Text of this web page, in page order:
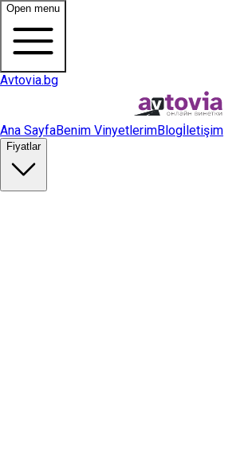
Open menu
Avtovia.bg
Ana SayfaBenim VinyetlerimBlogİletişim
Fiyatlar